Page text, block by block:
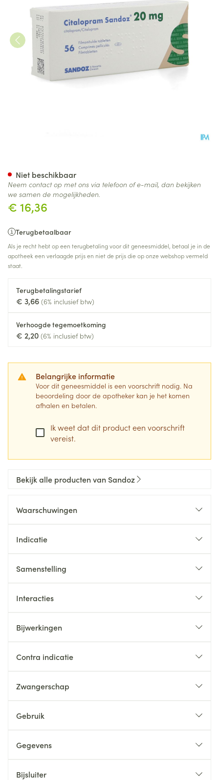
€ 16,36
Terugbetaalbaar
Als je recht hebt op een terugbetaling voor dit geneesmiddel, betaal je in de
apotheek een verlaagde prijs en niet de prijs die op onze webshop vermeld
staat.
Terugbetalingstarief
€ 3,66 (6% inclusief btw)
Verhoogde tegemoetkoming
€ 2,20 (6% inclusief btw)
Belangrijke informatie
Voor dit geneesmiddel is een voorschrift nodig. Na
beoordeling door de apotheker kan je het komen
afhalen en betalen.
Ik weet dat dit product een voorschrift
vereist.
Niet beschikbaar
Neem contact op met ons via telefoon of e-mail, dan bekijken
we samen de mogelijkheden.
Bekijk alle producten van Sandoz
Waarschuwingen
Indicatie
Samenstelling
Interacties
Bijwerkingen
Contra indicatie
Zwangerschap
Gebruik
Gegevens
Bijsluiter